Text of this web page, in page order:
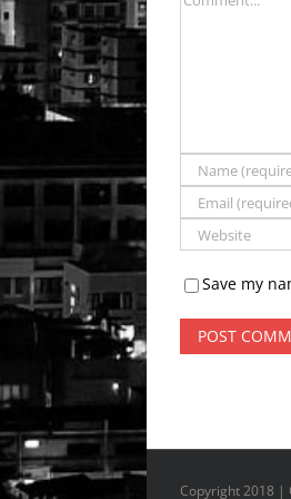
Save my
Copyright 2018 |